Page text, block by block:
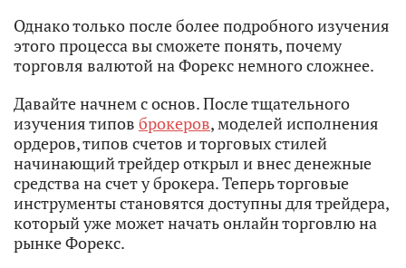
Однако только после более подробного изучения
этого процесса вы сможете понять, почему
торговля валютой на Форекс немного сложнее.
Давайте начнем с основ. После тщательного
изучения типов брокеров, моделей исполнения
ордеров, типов счетов и торговых стилей
начинающий трейдер открыл и внес денежные
средства на счет у брокера. Теперь торговые
инструменты становятся доступны для трейдера,
который уже может начать онлайн торговлю на
рынке Форекс.